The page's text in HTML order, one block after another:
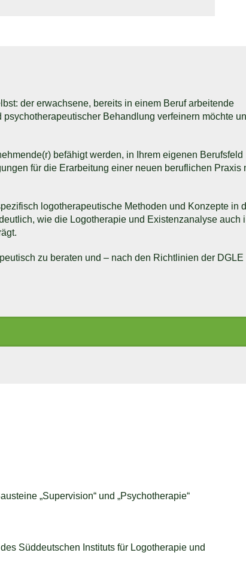
der erwachsene, bereits in einem Beruf arbeitende
Behandlung verfeinern möchte
befähigt werden, in Ihrem eigenen Berufsfeld
für die Erarbeitung einer neuen beruflichen Praxis
logotherapeutische Methoden und Konzepte in
wie die Logotherapie und Existenzanalyse auch
zu beraten und – nach den Richtlinien der DGLE
„Supervision“ und „Psychotherapie“
Süddeutschen Instituts für Logotherapie und